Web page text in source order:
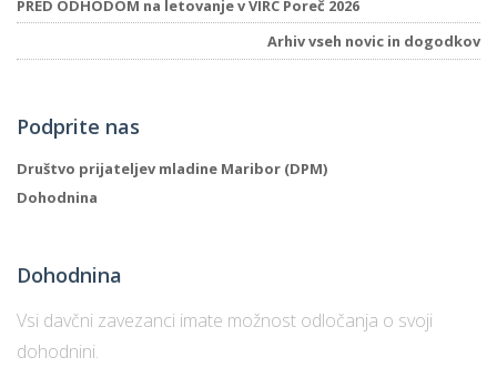
PRED ODHODOM na letovanje v VIRC Poreč 2026
Arhiv vseh novic in dogodkov
Podprite nas
Društvo prijateljev mladine Maribor (DPM)
Dohodnina
Dohodnina
Vsi davčni zavezanci imate možnost odločanja o svoji
dohodnini.